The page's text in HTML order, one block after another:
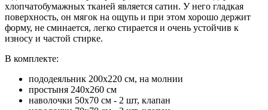
хлопчатобумажных тканей является сатин. У него гладкая
поверхность, он мягок на ощупь и при этом хорошо держит
форму, не сминается, легко стирается и очень устойчив к
износу и частой стирке.
В комплекте:
пододеяльник 200х220 см, на молнии
простыня 240х260 см
наволочки 50х70 см - 2 шт, клапан